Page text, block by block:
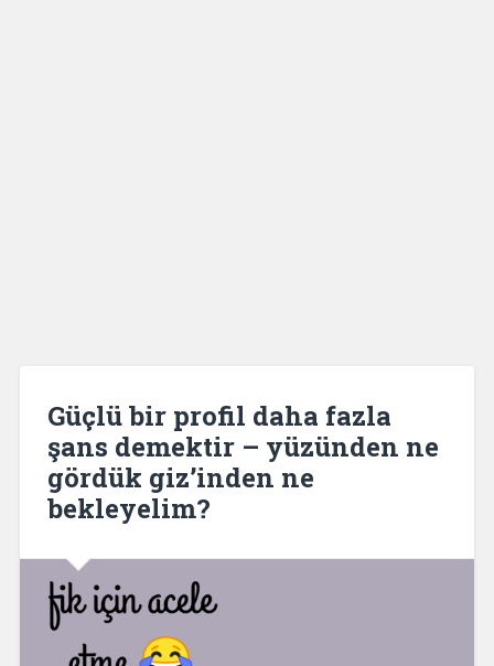
Güçlü bir profil daha fazla
şans demektir – yüzünden ne
gördük giz’inden ne
bekleyelim?